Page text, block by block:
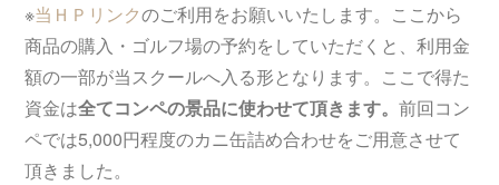
※当ＨＰリンクのご利用をお願いいたします。ここから
商品の購入・ゴルフ場の予約をしていただくと、利用金
額の一部が当スクールへ入る形となります。ここで得た
資金は全てコンペの景品に使わせて頂きます。前回コン
ペでは5,000円程度のカニ缶詰め合わせをご用意させて
頂きました。